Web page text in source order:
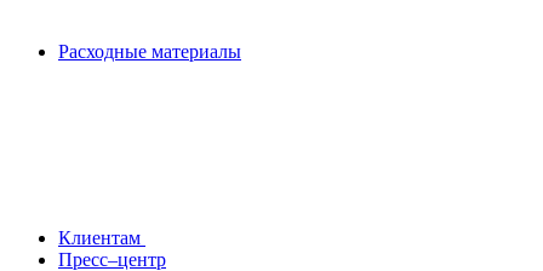
Расходные материалы
Клиентам
Пресс–центр